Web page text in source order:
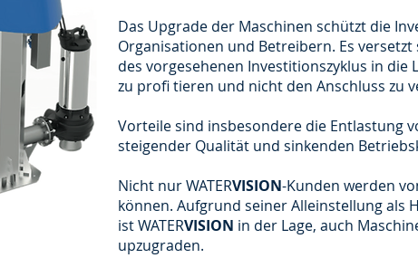
Das Upgrade der Maschinen schützt die
Organisationen und Betreibern. Es
des vorgesehenen Investitionszyklus in die
zu profi tieren und nicht den Anschluss zu
Vorteile sind insbesondere die Entlastung
steigender Qualität und sinkenden
Nicht nur WATERVISION-Kunden werden
können. Aufgrund seiner Alleinstellung als
ist WATERVISION in der Lage, auch
upzugraden.